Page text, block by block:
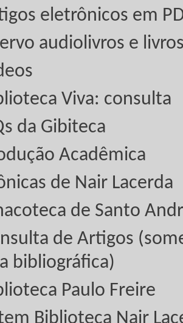
eletrônicos em
audiolivros e
Viva: consulta
da Gibiteca
Acadêmica
de Nair Lacerda
de Santo
de Artigos
bibliográfica)
Paulo Freire
Biblioteca Nair